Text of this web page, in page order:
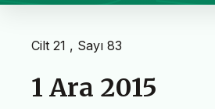
Cilt 21 , Sayı 83
1 Ara 2015